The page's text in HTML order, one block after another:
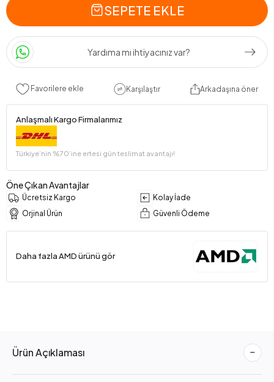
SEPETE EKLE
Yardıma mı ihtiyacınız var?
Favorilere ekle Karşılaştır Arkadaşına öner
Anlaşmalı Kargo Firmalarımız
Türkiye’nin %70’ine ertesi gün teslimat avantajı!
Öne Çıkan Avantajlar
Ücretsiz Kargo
Kolay İade
Orjinal Ürün
Güvenli Ödeme
Daha fazla AMD ürünü gör
Ürün Açıklaması